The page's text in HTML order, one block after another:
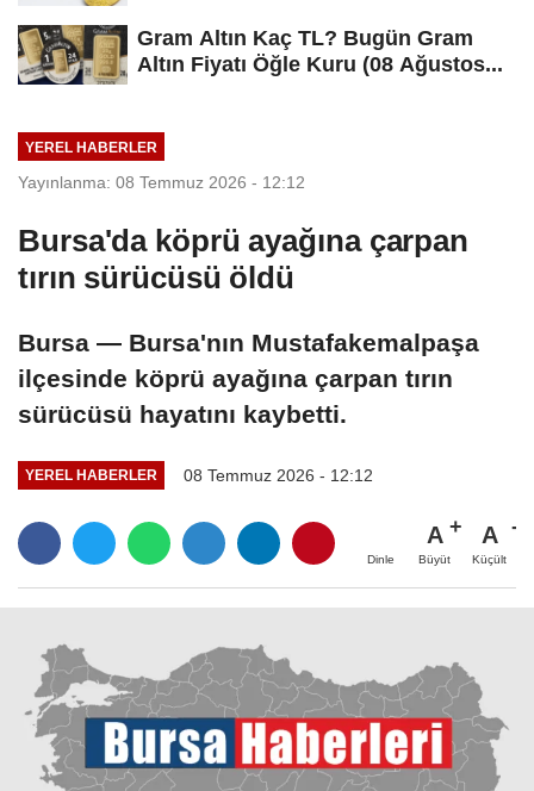
Gram Altın Kaç TL? Bugün Gram
Altın Fiyatı Öğle Kuru (08 Ağustos...
YEREL HABERLER
Yayınlanma: 08 Temmuz 2026 - 12:12
Bursa'da köprü ayağına çarpan
tırın sürücüsü öldü
Bursa — Bursa'nın Mustafakemalpaşa
ilçesinde köprü ayağına çarpan tırın
sürücüsü hayatını kaybetti.
YEREL HABERLER 08 Temmuz 2026 - 12:12
Dinle
A
Büyüt
A
Küçült